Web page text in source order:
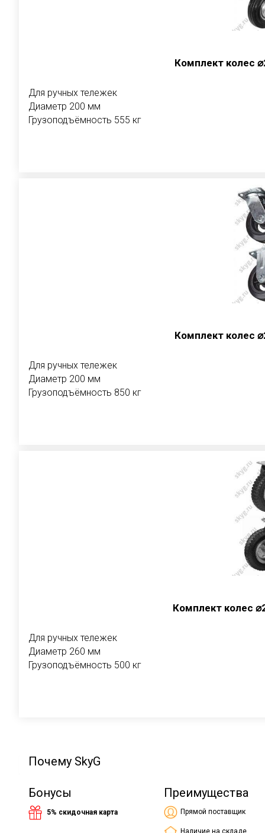
Комплект колес
Для ручных тележек
Диаметр 200 мм
Грузоподъёмность 555 кг
Комплект колес
Для ручных тележек
Диаметр 200 мм
Грузоподъёмность 850 кг
Комплект колес
Для ручных тележек
Диаметр 260 мм
Грузоподъёмность 500 кг
Почему SkyG
Бонусы
5% скидочная карта
Преимущества
Прямой поставщик
Наличие на складе